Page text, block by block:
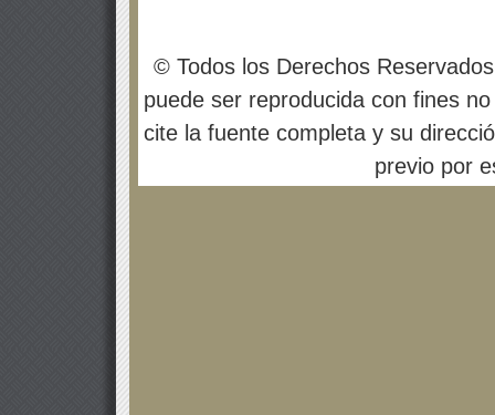
© Todos los Derechos
puede ser reproducida con fines
cite la fuente completa y su
previo por